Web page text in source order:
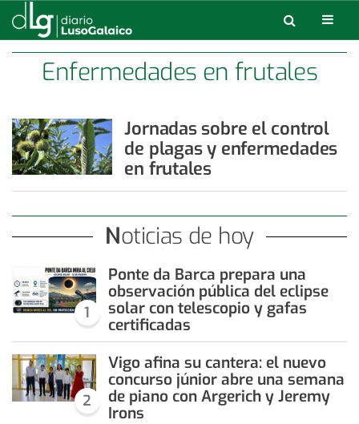
Enfermedades en frutales
Jornadas sobre el control
de plagas y enfermedades
en frutales
Noticias de hoy
1
Ponte da Barca prepara una
observación pública del eclipse
solar con telescopio y gafas
certificadas
2
Vigo afina su cantera: el nuevo
concurso júnior abre una semana
de piano con Argerich y Jeremy
Irons